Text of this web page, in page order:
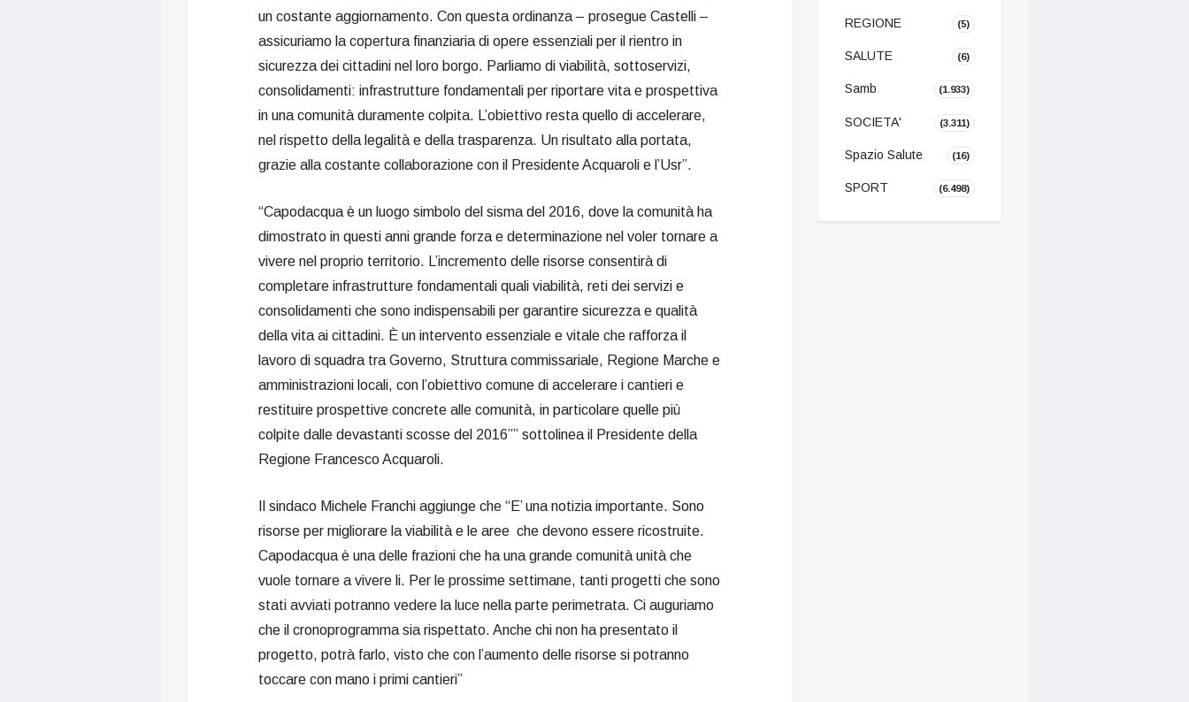
un costante aggiornamento. Con questa ordinanza – prosegue Castelli –
assicuriamo la copertura finanziaria di opere essenziali per il rientro in
sicurezza dei cittadini nel loro borgo. Parliamo di viabilità, sottoservizi,
consolidamenti: infrastrutture fondamentali per riportare vita e prospettiva
in una comunità duramente colpita. L’obiettivo resta quello di accelerare,
nel rispetto della legalità e della trasparenza. Un risultato alla portata,
grazie alla costante collaborazione con il Presidente Acquaroli e l’Usr”.
“Capodacqua è un luogo simbolo del sisma del 2016, dove la comunità ha
dimostrato in questi anni grande forza e determinazione nel voler tornare a
vivere nel proprio territorio. L’incremento delle risorse consentirà di
completare infrastrutture fondamentali quali viabilità, reti dei servizi e
consolidamenti che sono indispensabili per garantire sicurezza e qualità
della vita ai cittadini. È un intervento essenziale e vitale che rafforza il
lavoro di squadra tra Governo, Struttura commissariale, Regione Marche e
amministrazioni locali, con l’obiettivo comune di accelerare i cantieri e
restituire prospettive concrete alle comunità, in particolare quelle più
colpite dalle devastanti scosse del 2016”” sottolinea il Presidente della
Regione Francesco Acquaroli.
Il sindaco Michele Franchi aggiunge che “E’ una notizia importante. Sono
risorse per migliorare la viabilità e le aree che devono essere ricostruite.
Capodacqua è una delle frazioni che ha una grande comunità unità che
vuole tornare a vivere li. Per le prossime settimane, tanti progetti che sono
stati avviati potranno vedere la luce nella parte perimetrata. Ci auguriamo
che il cronoprogramma sia rispettato. Anche chi non ha presentato il
progetto, potrà farlo, visto che con l’aumento delle risorse si potranno
toccare con mano i primi cantieri”
REGIONE (5)
SALUTE (6)
Samb (1.933)
SOCIETA' (3.311)
Spazio Salute (16)
SPORT (6.498)